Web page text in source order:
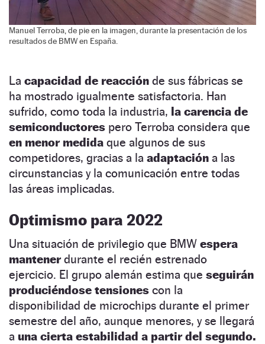
Manuel Terroba, de pie en la imagen, durante la presentación de los
resultados de BMW en España.
La capacidad de reacción de sus fábricas se
ha mostrado igualmente satisfactoria. Han
sufrido, como toda la industria, la carencia de
semiconductores pero Terroba considera que
en menor medida que algunos de sus
competidores, gracias a la adaptación a las
circunstancias y la comunicación entre todas
las áreas implicadas.
Optimismo para 2022
Una situación de privilegio que BMW espera
mantenerdurante el recién estrenado
ejercicio. El grupo alemán estima que seguirán
produciéndose tensiones con la
disponibilidad de microchips durante el primer
semestre del año, aunque menores, y se llegará
a una cierta estabilidad a partir del segundo.